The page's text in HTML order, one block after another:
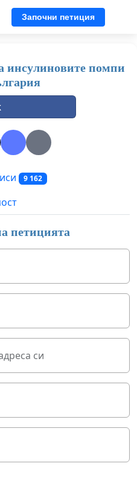
Започни петиция
инсулиновите помпи
9 162
петицията
си